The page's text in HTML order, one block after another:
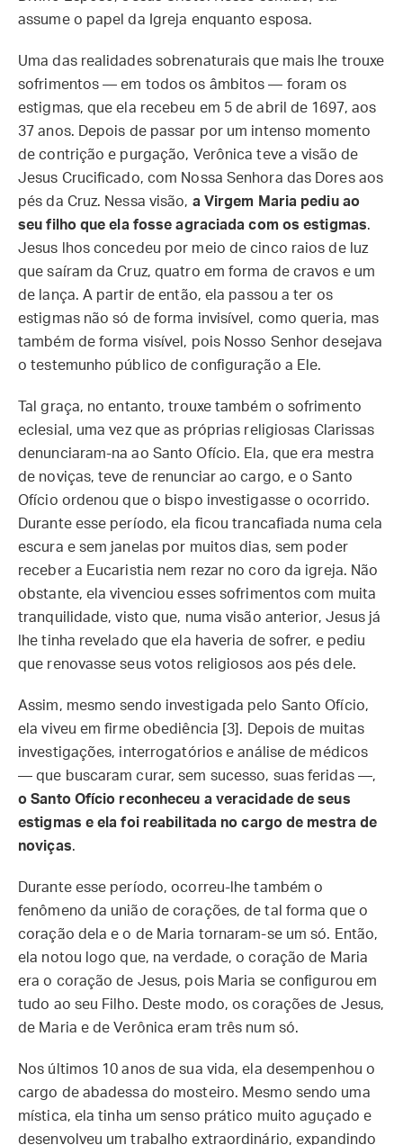
assume o papel da Igreja enquanto esposa.
Uma das realidades sobrenaturais que mais lhe trouxe
sofrimentos — em todos os âmbitos — foram os
estigmas, que ela recebeu em 5 de abril de 1697, aos
37 anos. Depois de passar por um intenso momento
de contrição e purgação, Verônica teve a visão de
Jesus Crucificado, com Nossa Senhora das Dores aos
pés da Cruz. Nessa visão, a Virgem Maria pediu ao
seu filho que ela fosse agraciada com os estigmas.
Jesus lhos concedeu por meio de cinco raios de luz
que saíram da Cruz, quatro em forma de cravos e um
de lança. A partir de então, ela passou a ter os
estigmas não só de forma invisível, como queria, mas
também de forma visível, pois Nosso Senhor desejava
o testemunho público de configuração a Ele.
Tal graça, no entanto, trouxe também o sofrimento
eclesial, uma vez que as próprias religiosas Clarissas
denunciaram-na ao Santo Ofício. Ela, que era mestra
de noviças, teve de renunciar ao cargo, e o Santo
Ofício ordenou que o bispo investigasse o ocorrido.
Durante esse período, ela ficou trancafiada numa cela
escura e sem janelas por muitos dias, sem poder
receber a Eucaristia nem rezar no coro da igreja. Não
obstante, ela vivenciou esses sofrimentos com muita
tranquilidade, visto que, numa visão anterior, Jesus já
lhe tinha revelado que ela haveria de sofrer, e pediu
que renovasse seus votos religiosos aos pés dele.
Assim, mesmo sendo investigada pelo Santo Ofício,
ela viveu em firme obediência [3]. Depois de muitas
investigações, interrogatórios e análise de médicos
— que buscaram curar, sem sucesso, suas feridas —,
o Santo Ofício reconheceu a veracidade de seus
estigmas e ela foi reabilitada no cargo de mestra de
noviças.
Durante esse período, ocorreu-lhe também o
fenômeno da união de corações, de tal forma que o
coração dela e o de Maria tornaram-se um só. Então,
ela notou logo que, na verdade, o coração de Maria
era o coração de Jesus, pois Maria se configurou em
tudo ao seu Filho. Deste modo, os corações de Jesus,
de Maria e de Verônica eram três num só.
Nos últimos 10 anos de sua vida, ela desempenhou o
cargo de abadessa do mosteiro. Mesmo sendo uma
mística, ela tinha um senso prático muito aguçado e
desenvolveu um trabalho extraordinário, expandindo